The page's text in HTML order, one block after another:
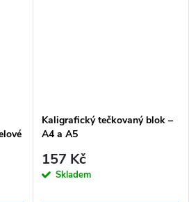
Kaligrafický tečkovaný blok –
A4 a A5
157 Kč
Skladem